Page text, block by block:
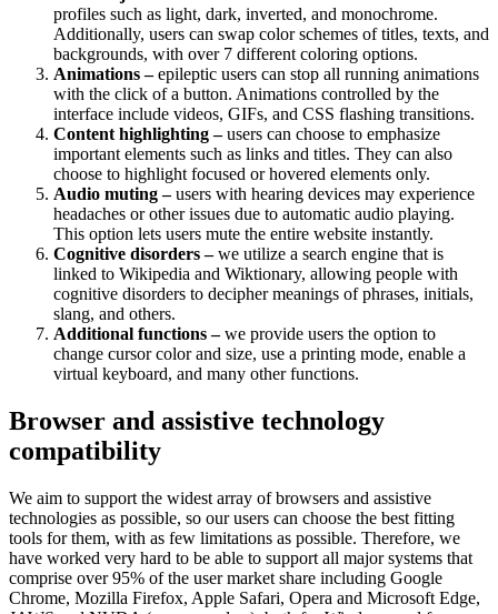
profiles such as light, dark, inverted, and monochrome.
Additionally, users can swap color schemes of titles, texts, and
backgrounds, with over 7 different coloring options.
Animations –epileptic users can stop all running animations
with the click of a button. Animations controlled by the
interface include videos, GIFs, and CSS flashing transitions.
Content highlighting –users can choose to emphasize
important elements such as links and titles. They can also
choose to highlight focused or hovered elements only.
Audio muting –users with hearing devices may experience
headaches or other issues due to automatic audio playing.
This option lets users mute the entire website instantly.
Cognitive disorders –we utilize a search engine that is
linked to Wikipedia and Wiktionary, allowing people with
cognitive disorders to decipher meanings of phrases, initials,
slang, and others.
Additional functions –we provide users the option to
change cursor color and size, use a printing mode, enable a
virtual keyboard, and many other functions.
Browser and assistive technology
compatibility
We aim to support the widest array of browsers and assistive
technologies as possible, so our users can choose the best fitting
tools for them, with as few limitations as possible. Therefore, we
have worked very hard to be able to support all major systems that
comprise over 95% of the user market share including Google
Chrome, Mozilla Firefox, Apple Safari, Opera and Microsoft Edge,